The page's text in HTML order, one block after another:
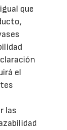
que
el
las